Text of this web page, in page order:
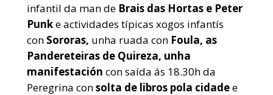
infantil da man de Brais das Hortas e Peter
Punke actividades típicas xogos infantís
con Sororas, unha ruada con Foula, as
Pandereteiras de Quireza, unha
manifestación con saída ás 18.30h da
Peregrina consolta de libros pola cidadee